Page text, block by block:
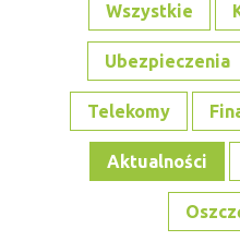
Wszystkie
Ubezpieczenia
Telekomy
Aktualności